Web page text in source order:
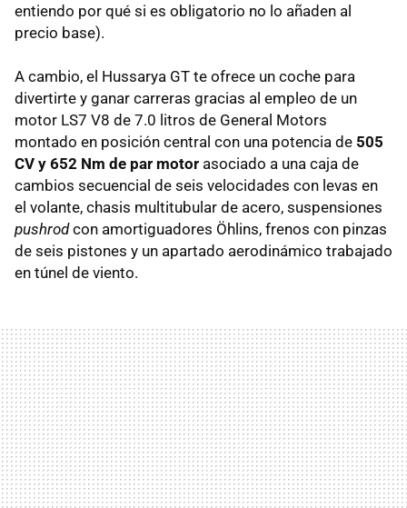
entiendo por qué si es obligatorio no lo añaden al
precio base).
A cambio, el Hussarya GT te ofrece un coche para
divertirte y ganar carreras gracias al empleo de un
motor LS7 V8 de 7.0 litros de General Motors
montado en posición central con una potencia de 505
CV y 652 Nm de par motor asociado a una caja de
cambios secuencial de seis velocidades con levas en
el volante, chasis multitubular de acero, suspensiones
pushrodcon amortiguadores Öhlins, frenos con pinzas
de seis pistones y un apartado aerodinámico trabajado
en túnel de viento.